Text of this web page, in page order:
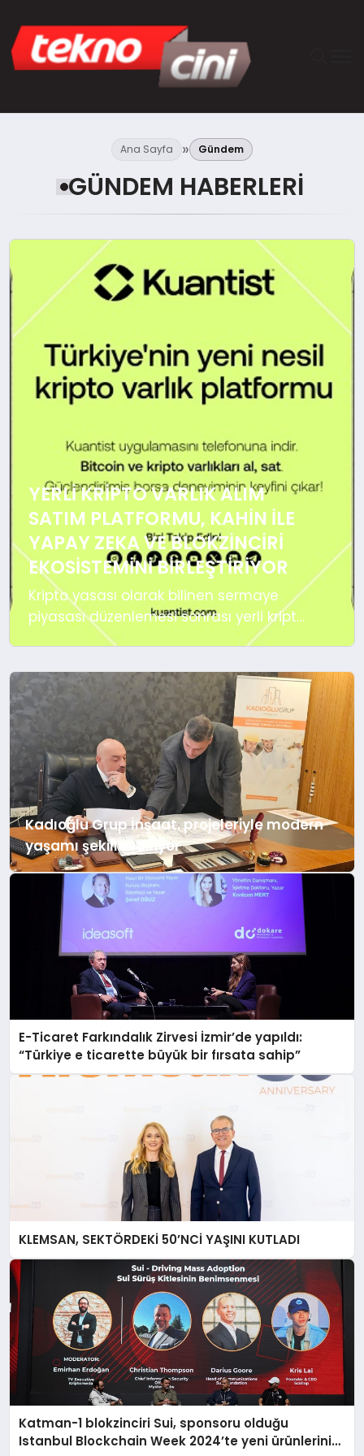
TEKNOLOJI
SAĞLIK
DÜNYA
MAGAZIN
Ana Sayfa Gündem
GÜNDEM HABERLERI
YERLI KRIPTO VARLIK ALIM
SATIM PLATFORMU, KAHIN ILE
YAPAY ZEKA VE BLOKZINCIRI
EKOSISTEMINI BIRLEŞTIRIYOR
Kripto yasası olarak bilinen sermaye
piyasası düzenlemesi sonrası yerli kripto
varlık alım satım platformları da
öngördüğü şekilde hazırlıklarına hız
verdi. Sermaye piyasalarının deneyimli
isimleri tarafından kurulan Türkiye’nin
yeni nesil kripto varlık platformu da bu
kapsamda mobil uygulamalarını iOS,
Android ve Huawei mağazalarında
yayına aldı. İSTANBUL — Yerli kripto
varlık alım...
Kadıoğlu Grup İnşaat, projeleriyle modern
yaşamı şekillendiriyor
E-Ticaret Farkındalık Zirvesi İzmir’de yapıldı:
“Türkiye e ticarette büyük bir fırsata sahip”
KLEMSAN, SEKTÖRDEKİ 50’NCİ YAŞINI KUTLADI
Katman-1 blokzinciri Sui, sponsoru olduğu
Istanbul Blockchain Week 2024’te yeni ürünlerini